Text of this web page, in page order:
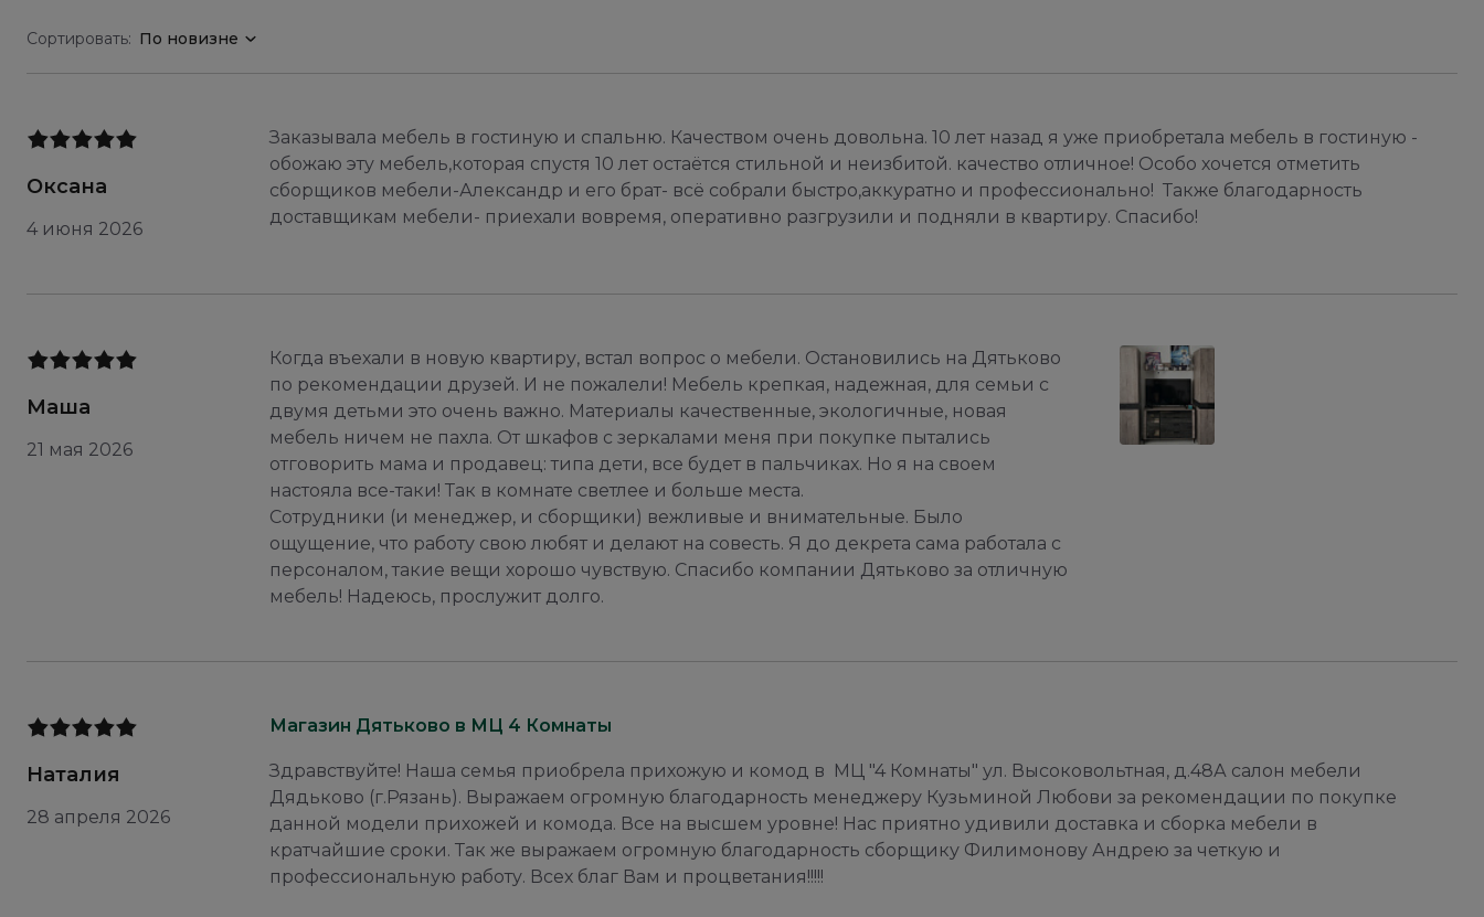
Сортировать: По новизне
Оксана
4 июня 2026
Заказывала мебель в гостиную и спальню. Качеством очень довольна. 10 лет назад я уже приобретала мебель в гостиную -
обожаю эту мебель,которая спустя 10 лет остаётся стильной и неизбитой. качество отличное! Особо хочется отметить
сборщиков мебели-Александр и его брат- всё собрали быстро,аккуратно и профессионально! Также благодарность
доставщикам мебели- приехали вовремя, оперативно разгрузили и подняли в квартиру. Спасибо!
Маша
21 мая 2026
Когда въехали в новую квартиру, встал вопрос о мебели. Остановились на Дятьково
по рекомендации друзей. И не пожалели! Мебель крепкая, надежная, для семьи с
двумя детьми это очень важно. Материалы качественные, экологичные, новая
мебель ничем не пахла. От шкафов с зеркалами меня при покупке пытались
отговорить мама и продавец: типа дети, все будет в пальчиках. Но я на своем
настояла все-таки! Так в комнате светлее и больше места.
Сотрудники (и менеджер, и сборщики) вежливые и внимательные. Было
ощущение, что работу свою любят и делают на совесть. Я до декрета сама работала с
персоналом, такие вещи хорошо чувствую. Спасибо компании Дятьково за отличную
мебель! Надеюсь, прослужит долго.
Наталия
28 апреля 2026
Магазин Дятьково в МЦ 4 Комнаты
Здравствуйте! Наша семья приобрела прихожую и комод в МЦ "4 Комнаты" ул. Высоковольтная, д.48А салон мебели
Дядьково (г.Рязань). Выражаем огромную благодарность менеджеру Кузьминой Любови за рекомендации по покупке
данной модели прихожей и комода. Все на высшем уровне! Нас приятно удивили доставка и сборка мебели в
кратчайшие сроки. Так же выражаем огромную благодарность сборщику Филимонову Андрею за четкую и
профессиональную работу. Всех благ Вам и процветания!!!!!